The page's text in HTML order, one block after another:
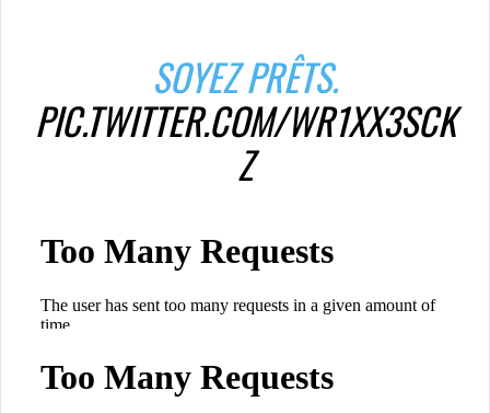
SOYEZ PRÊTS.
PIC.TWITTER.COM/WR1XX3SCK
Z